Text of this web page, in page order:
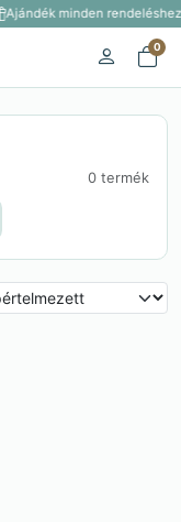
Ajándék minden
0
0 termék